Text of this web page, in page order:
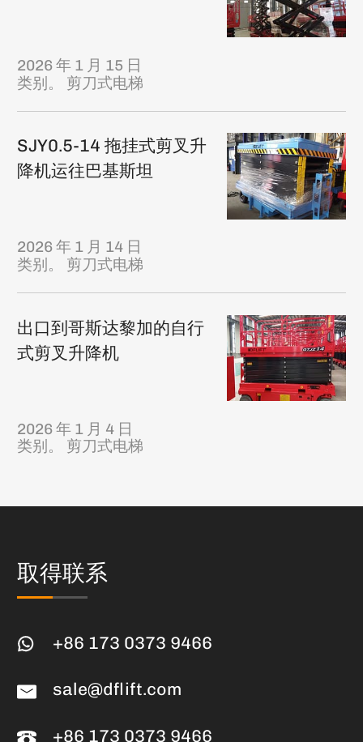
2026 年 1 月 15 日
类别。 剪刀式电梯
SJY0.5-14 拖挂式剪叉升
降机运往巴基斯坦
2026 年 1 月 14 日
类别。 剪刀式电梯
出口到哥斯达黎加的自行
式剪叉升降机
2026 年 1 月 4 日
类别。 剪刀式电梯
取得联系
+86 173 0373 9466
sale@dflift.com
+86 173 0373 9466